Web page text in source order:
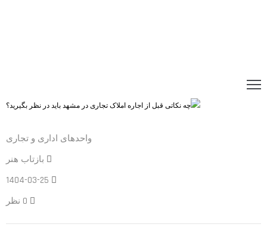
واحدهای اداری و تجاری
بازتاب هنر
1404-03-25
0 نظر